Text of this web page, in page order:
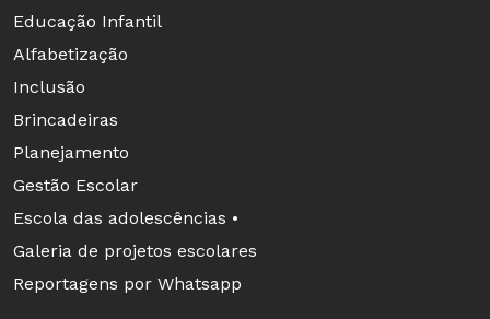
Educação Infantil
Alfabetização
Inclusão
Brincadeiras
Planejamento
Gestão Escolar
Escola das adolescências •
Galeria de projetos escolares
Reportagens por Whatsapp